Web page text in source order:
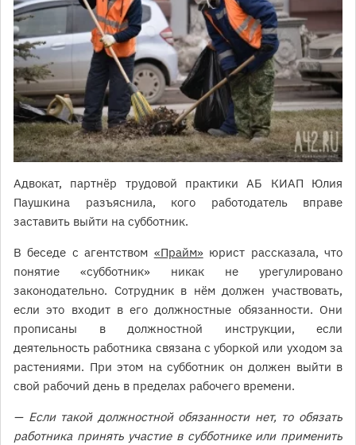
Адвокат, партнёр трудовой практики АБ КИАП Юлия
Паушкина разъяснила, кого работодатель вправе
заставить выйти на субботник.
В беседе с агентством «Прайм» юрист рассказала, что
понятие «субботник» никак не урегулировано
законодательно. Сотрудник в нём должен участвовать,
если это входит в его должностные обязанности. Они
прописаны в должностной инструкции, если
деятельность работника связана с уборкой или уходом за
растениями. При этом на субботник он должен выйти в
свой рабочий день в пределах рабочего времени.
— Если такой должностной обязанности нет, то обязать
работника принять участие в субботнике или применить